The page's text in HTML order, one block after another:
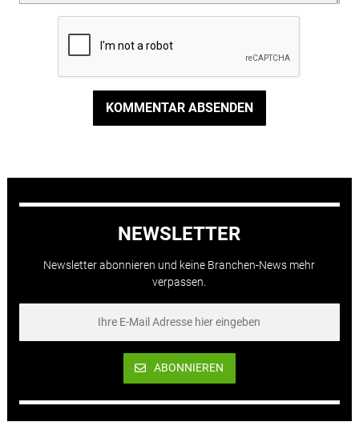
KOMMENTAR ABSENDEN
NEWSLETTER
Newsletter abonnieren und keine Branchen-News mehr
verpassen.
ABONNIEREN